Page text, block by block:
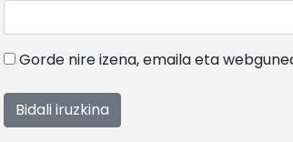
Gorde nire izena, emaila eta